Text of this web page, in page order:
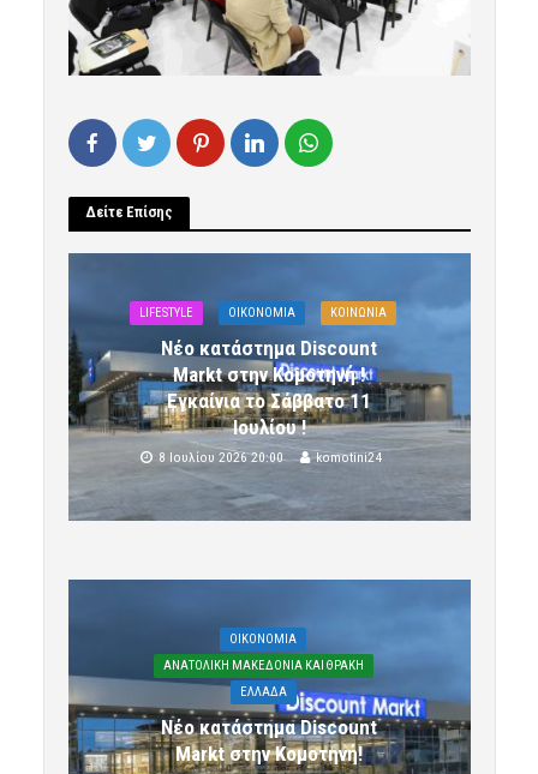
Δείτε Επίσης
LIFESTYLE OIKONOMIA ΚΟΙΝΩΝΙΑ
Νέο κατάστημα Discount
Markt στην Κομοτηνή !
Εγκαίνια το Σάββατο 11
Ιουλίου !
8 Ιουλίου 2026 20:00 komotini24
OIKONOMIA
ΑΝΑΤΟΛΙΚΗ ΜΑΚΕΔΟΝΙΑ ΚΑΙ ΘΡΑΚΗ
ΕΛΛΑΔΑ
Νέο κατάστημα Discount
Markt στην Κομοτηνή!